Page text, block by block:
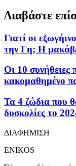
Διαβάστε
Γιατί οι
την Γη; Η
Οι 10 συνήθειες
κακομαθημένο
Τα 4 ζώδια που
δυσκολίες το
ΔΙΑΦΗΜΙΣΗ
ENIKOS